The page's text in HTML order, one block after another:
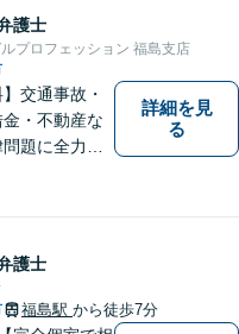
law.bi
ージ）
護士
プロフェッション 福島支店
交通事故・
・不動産な
題に全力を
ししていま
まずはご相
詳細を見
る
護士
福島駅 から徒歩7分